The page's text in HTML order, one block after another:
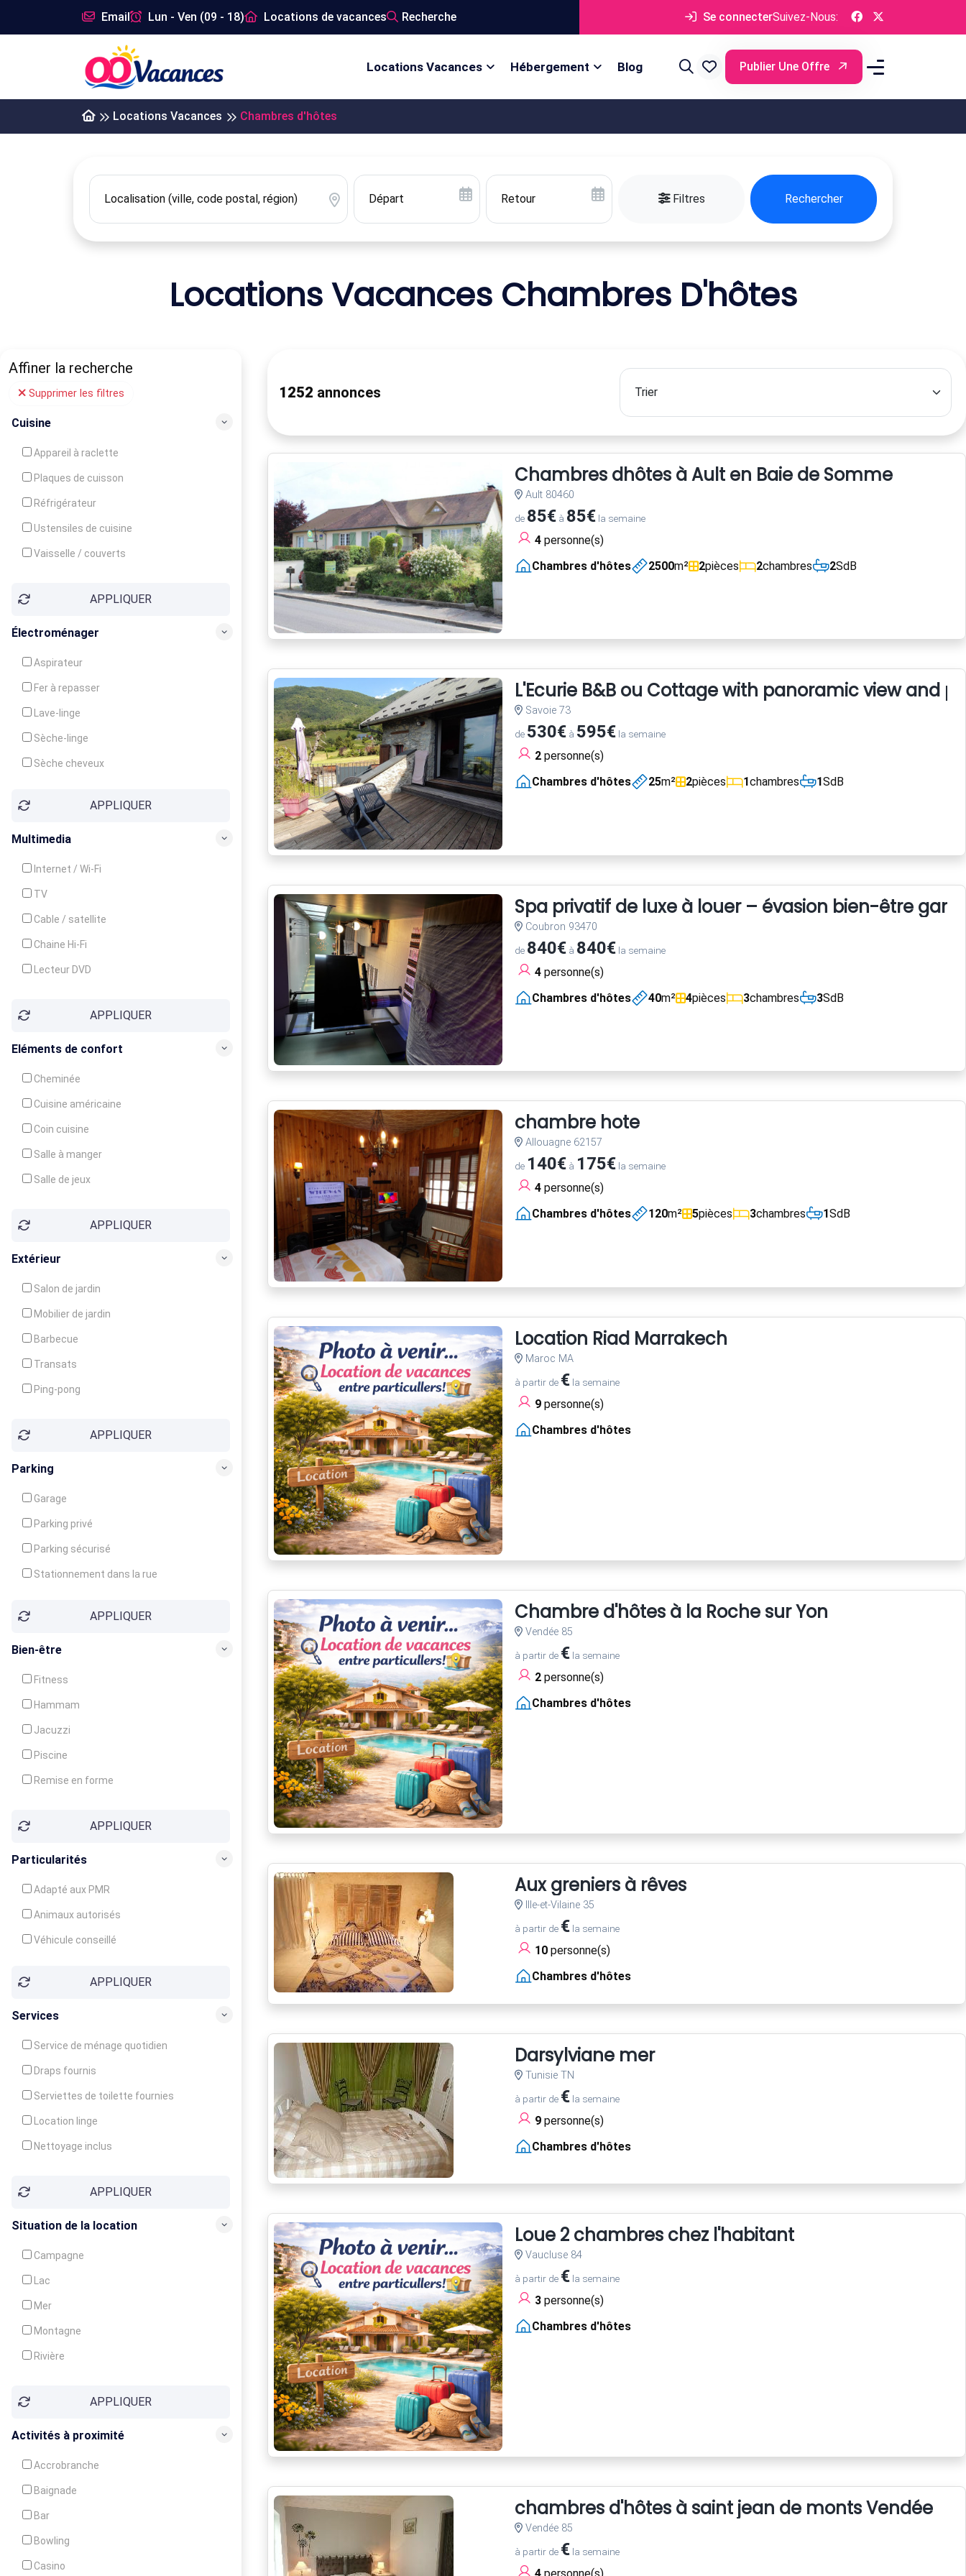
Email Lun - Ven (09 - 18) Locations de vacances Recherche Se connecterSuivez-Nous:
Locations Vacances Hébergement Blog Publier Une Offre
Locations Vacances Chambres d'hôtes
Filtres Rechercher
Locations Vacances Chambres D'hôtes
Affiner la recherche
Supprimer les filtres
Cuisine
Appareil à raclette
Plaques de cuisson
Réfrigérateur
Ustensiles de cuisine
Vaisselle / couverts
Congélateur
APPLIQUER
Électroménager
Aspirateur
Fer à repasser
Lave-linge
Sèche-linge
Sèche cheveux
APPLIQUER
Multimedia
Internet / Wi-Fi
TV
Cable / satellite
Chaine Hi-Fi
Lecteur DVD
APPLIQUER
Eléments de confort
Cheminée
Cuisine américaine
Coin cuisine
Salle à manger
Salle de jeux
Balcon / Terrasse
APPLIQUER
Extérieur
Salon de jardin
Mobilier de jardin
Barbecue
Transats
Ping-pong
Jeux d'enfantsAPPLIQUER
Parking
Garage
Parking privé
Parking sécurisé
Stationnement dans la rue
APPLIQUER
Bien-être
Fitness
Hammam
Jacuzzi
Piscine
Remise en forme
Soins du corpsAPPLIQUER
Particularités
Adapté aux PMR
Animaux autorisés
Véhicule conseillé
APPLIQUER
Services
Service de ménage quotidien
Draps fournis
Serviettes de toilette fournies
Location linge
Nettoyage inclus
Garde d'enfants
Crèche
APPLIQUER
Situation de la location
Campagne
Lac
Mer
Montagne
Rivière
APPLIQUER
Activités à proximité
Accrobranche
Baignade
Bar
Bowling
Casino
1252 annonces
Chambres dhôtes à Ault en Baie de Somme
Ault 80460
de 85€à 85€la semaine
4personne(s)
Chambres d'hôtes
2500m² 2pièces 2chambres 2SdB
L'Ecurie B&B ou Cottage with panoramic view and
Savoie 73
de 530€à 595€la semaine
2personne(s)
Chambres d'hôtes
25m² 2pièces 1chambres 1SdB
Spa privatif de luxe à louer – évasion bien-être
Coubron 93470
de 840€à 840€la semaine
4personne(s)
Chambres d'hôtes
40m² 4pièces 3chambres 3SdB
chambre hote
Allouagne 62157
de 140€à 175€la semaine
4personne(s)
Chambres d'hôtes
120m² 5pièces 3chambres 1SdB
Location Riad Marrakech
Maroc MA
à partir de €la semaine
9personne(s)
Chambres d'hôtes
Chambre d'hôtes à la Roche sur Yon
Vendée 85
à partir de €la semaine
2personne(s)
Chambres d'hôtes
Aux greniers à rêves
Ille-et-Vilaine 35
à partir de €la semaine
10personne(s)
Chambres d'hôtes
Darsylviane mer
Tunisie TN
à partir de €la semaine
9personne(s)
Chambres d'hôtes
Loue 2 chambres chez l'habitant
Vaucluse 84
à partir de €la semaine
3personne(s)
Chambres d'hôtes
chambres d'hôtes à saint jean de monts Vendée
Vendée 85
à partir de €la semaine